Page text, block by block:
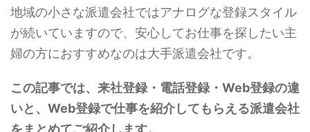
地域の小さな派遣会社ではアナログな登録スタイル
が続いていますので、安心してお仕事を探したい主
婦の方におすすめなのは大手派遣会社です。
この記事では、来社登録・電話登録・Web登録の違
いと、Web登録で仕事を紹介してもらえる派遣会社
をまとめてご紹介します。